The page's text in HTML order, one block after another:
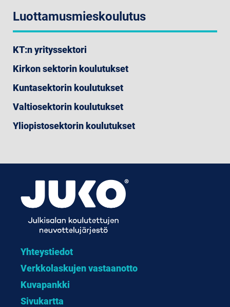
Luottamusmieskoulutus
KT:n yrityssektori
Kirkon sektorin koulutukset
Kuntasektorin koulutukset
Valtiosektorin koulutukset
Yliopistosektorin koulutukset
Yhteystiedot
Verkkolaskujen vastaanotto
Kuvapankki
Sivukartta